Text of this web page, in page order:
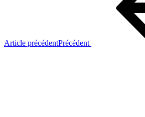
Article précédentPrécédent